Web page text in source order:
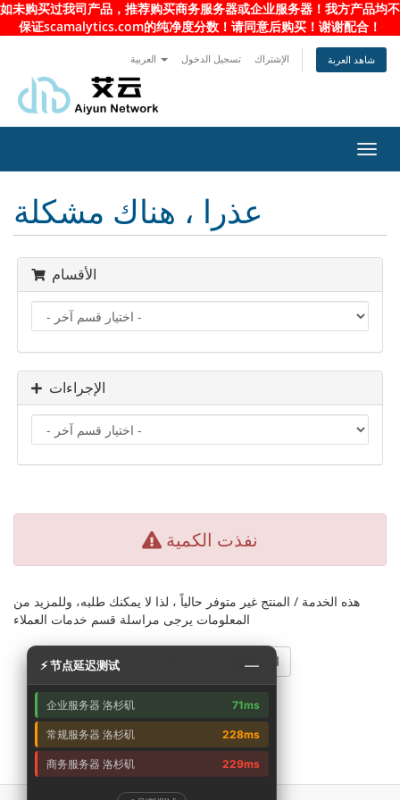
如未购买过我司产品，推荐购买商务服务器或企业服务器！我方产品均不
保证scamalytics.com的纯净度分数！请同意后购买！谢谢配合！
تسجيل الدخول الإشتراك شاهد العربة
عذرا ، هناك مشكلة
الأقسام
الإجراءات
نفذت الكمية
هذه الخدمة / المنتج غير متوفر حالياً ، لذا لا يمكنك طلبه، وللمزيد من
المعلومات يرجى مراسلة قسم خدمات العملاء
ارجع للخلف & واعد التجربة ⚡ 节点延迟测试 —
企业服务器 洛杉矶 71ms
常规服务器 洛杉矶 228ms
商务服务器 洛杉矶 229ms